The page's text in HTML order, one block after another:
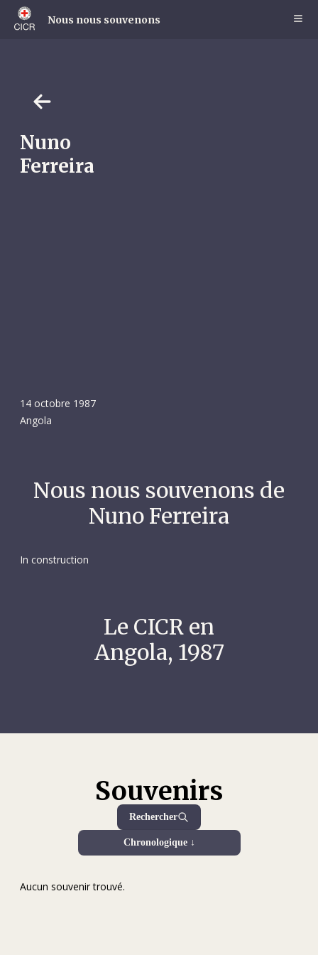
Skip
main
Nous nous souvenons
Nuno
Ferreira
14 octobre 1987
Angola
Nous nous souvenons de
Nuno Ferreira
In construction
Le CICR en
Angola, 1987
Souvenirs
Rechercher
Chronologique ↓
Aucun souvenir trouvé.